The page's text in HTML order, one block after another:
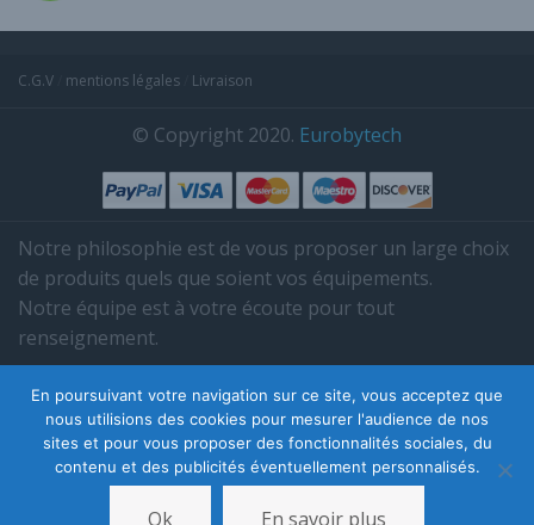
C.G.V mentions légales Livraison
© Copyright 2020. Eurobytech
Notre philosophie est de vous proposer un large choix
de produits quels que soient vos équipements.
Notre équipe est à votre écoute pour tout
renseignement.
En poursuivant votre navigation sur ce site, vous acceptez que
nous utilisions des cookies pour mesurer l'audience de nos
sites et pour vous proposer des fonctionnalités sociales, du
contenu et des publicités éventuellement personnalisés.
Ok En savoir plus